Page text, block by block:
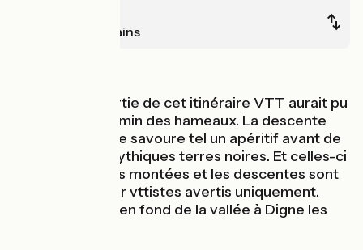
Digne-les-Bains
La première partie de cet itinéraire VTT aurait pu
s'appeler le chemin des hameaux. La descente
après Boulard se savoure tel un apéritif avant de
découvrir les mythiques terres noires. Et celles-ci
se méritent ! Les montées et les descentes sont
techniques, pour vttistes avertis uniquement.
L'arrivée se fait en fond de la vallée à Digne les